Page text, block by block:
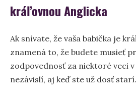
kráľovnou Anglicka
Ak snívate, že vaša babička je
znamená to, že budete musieť
zodpovednosť za niektoré veci
nezávislí, aj keď ste už dosť starí.